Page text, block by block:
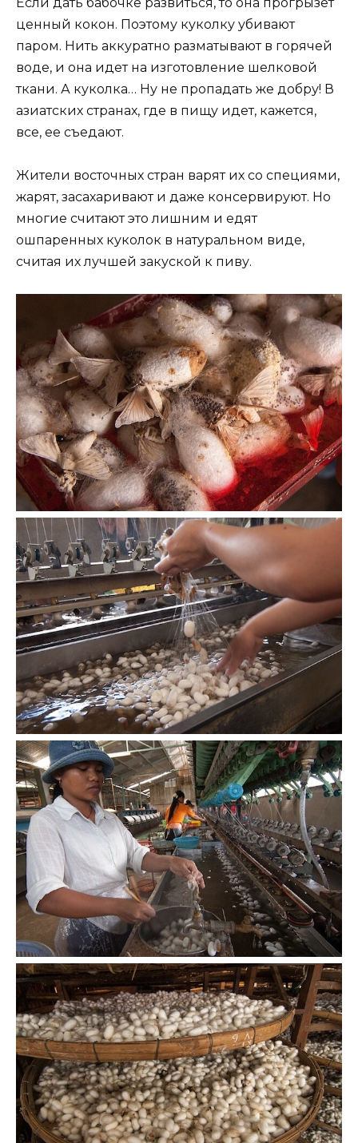
ценный кокон. Поэтому куколку убивают
паром. Нить аккуратно разматывают в горячей
воде, и она идет на изготовление шелковой
ткани. А куколка… Ну не пропадать же добру! В
азиатских странах, где в пищу идет, кажется,
все, ее съедают.
Жители восточных стран варят их со специями,
жарят, засахаривают и даже консервируют. Но
многие считают это лишним и едят
ошпаренных куколок в натуральном виде,
считая их лучшей закуской к пиву.